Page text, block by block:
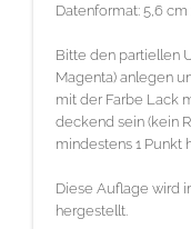
Datenformat: 5,6 cm
Bitte den partiellen
Magenta) anlegen
mit der Farbe Lack
deckend sein (kein
mindestens 1 Punkt
Diese Auflage wird
hergestellt.